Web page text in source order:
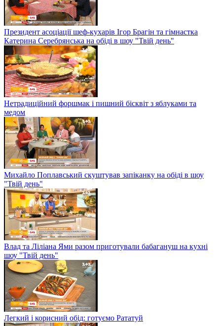
Президент асоціації шеф-кухарів Ігор Брагін та гімнастка
Катерина Серебрянська на обіді в шоу "Твій день"
Нетрадиційний форшмак і пишний бісквіт з яблуками та
медом
Михайло Поплавський скуштував запіканку на обіді в шоу
"Твій день"
Влад та Ліліана Ями разом приготували бабагануш на кухні
шоу "Твій день"
Легкий і корисний обід: готуємо Рататуй